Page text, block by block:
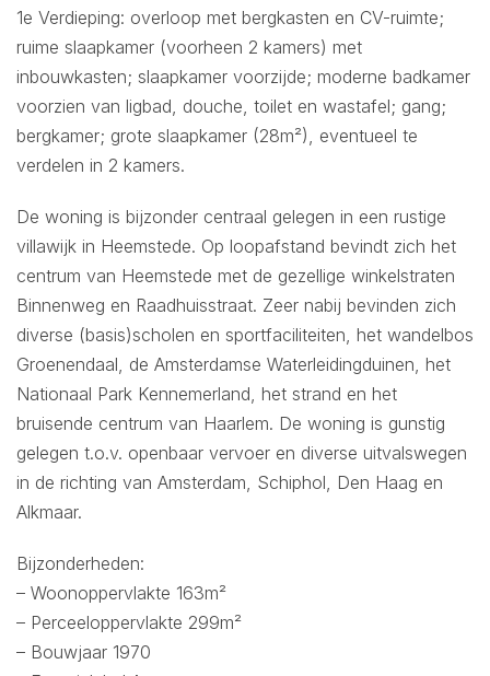
1e Verdieping: overloop met bergkasten en CV-ruimte;
ruime slaapkamer (voorheen 2 kamers) met
inbouwkasten; slaapkamer voorzijde; moderne badkamer
voorzien van ligbad, douche, toilet en wastafel; gang;
bergkamer; grote slaapkamer (28m²), eventueel te
verdelen in 2 kamers.
De woning is bijzonder centraal gelegen in een rustige
villawijk in Heemstede. Op loopafstand bevindt zich het
centrum van Heemstede met de gezellige winkelstraten
Binnenweg en Raadhuisstraat. Zeer nabij bevinden zich
diverse (basis)scholen en sportfaciliteiten, het wandelbos
Groenendaal, de Amsterdamse Waterleidingduinen, het
Nationaal Park Kennemerland, het strand en het
bruisende centrum van Haarlem. De woning is gunstig
gelegen t.o.v. openbaar vervoer en diverse uitvalswegen
in de richting van Amsterdam, Schiphol, Den Haag en
Alkmaar.
Bijzonderheden:
– Woonoppervlakte 163m²
– Perceeloppervlakte 299m²
– Bouwjaar 1970